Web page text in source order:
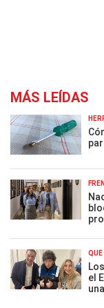
MÁS LEÍDAS
QUÉ
el